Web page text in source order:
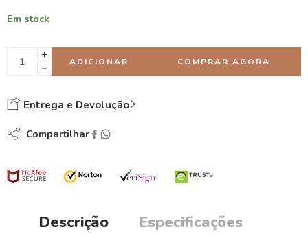
Em stock
ADICIONAR COMPRAR AGORA
Entrega e Devolução
Compartilhar
Descrição
Especificações